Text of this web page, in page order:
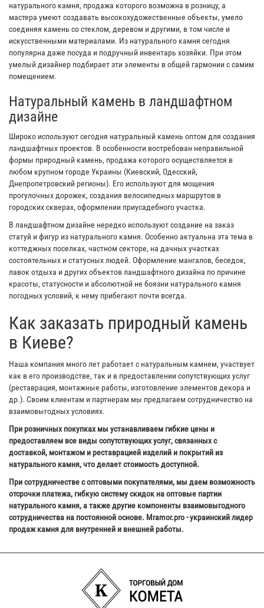
натурального камня, продажа которого возможна в розницу, а
мастера умеют создавать высокохудожественные объекты, умело
соединяя камень со стеклом, деревом и другими, в том числе и
искусственными материалами. Из натурального камня сегодня
популярна даже посуда и подручный инвентарь хозяйки. При этом
умелый дизайнер подбирает эти элементы в общей гармонии с самим
помещением.
Натуральный камень в ландшафтном
дизайне
Широко используют сегодня натуральный камень оптом для создания
ландшафтных проектов. В особенности востребован неправильной
формы природный камень, продажа которого осуществляется в
любом крупном городе Украины (Киевский, Одесский,
Днепропетровский регионы). Его используют для мощения
прогулочных дорожек, создания велосипедных маршрутов в
городских скверах, оформлении приусадебного участка.
В ландшафтном дизайне нередко используют создание на заказ
статуй и фигур из натурального камня. Особенно актуальна эта тема в
коттеджных поселках, частном секторе, на дачных участках
состоятельных и статусных людей. Оформление мангалов, беседок,
лавок отдыха и других объектов ландшафтного дизайна по причине
красоты, статусности и абсолютной не боязни натурального камня
погодных условий, к нему прибегают почти всегда.
Как заказать природный камень
в Киеве?
Наша компания много лет работает с натуральным камнем, участвует
как в его производстве, так и в предоставлении сопутствующих услуг
(реставрация, монтажные работы, изготовление элементов декора и
др.). Своим клиентам и партнерам мы предлагаем сотрудничество на
взаимовыгодных условиях.
При розничных покупках мы устанавливаем гибкие цены и
предоставляем все виды сопутствующих услуг, связанных с
доставкой, монтажом и реставрацией изделий и покрытий из
натурального камня, что делает стоимость доступной.
При сотрудничестве с оптовыми покупателями, мы даем возможность
отсрочки платежа, гибкую систему скидок на оптовые партии
натурального камня, а также другие компоненты взаимовыгодного
сотрудничества на постоянной основе. Mramor.pro - украинский лидер
продаж камня для внутренней и внешней работы.